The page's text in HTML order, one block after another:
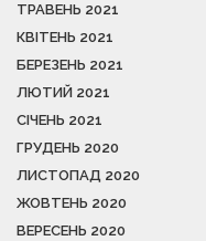
ТРАВЕНЬ 2021
КВІТЕНЬ 2021
БЕРЕЗЕНЬ 2021
ЛЮТИЙ 2021
СІЧЕНЬ 2021
ГРУДЕНЬ 2020
ЛИСТОПАД 2020
ЖОВТЕНЬ 2020
ВЕРЕСЕНЬ 2020